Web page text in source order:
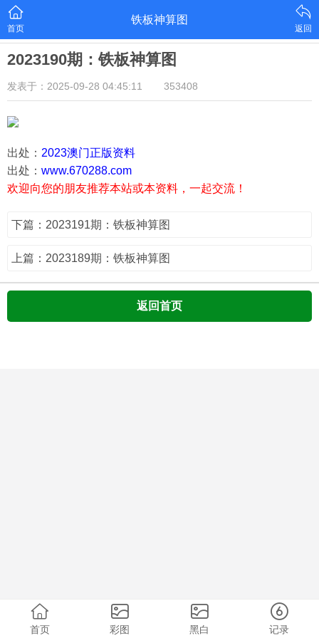
首页
铁板神算图
返回
2023190期：铁板神算图
发表于：2025-09-28 04:45:11 353408
出处： 2023澳门正版资料
出处： www.670288.com
欢迎向您的朋友推荐本站或本资料，一起交流！
下篇：2023191期：铁板神算图
上篇：2023189期：铁板神算图
返回首页
首页 彩图 黑白 记录